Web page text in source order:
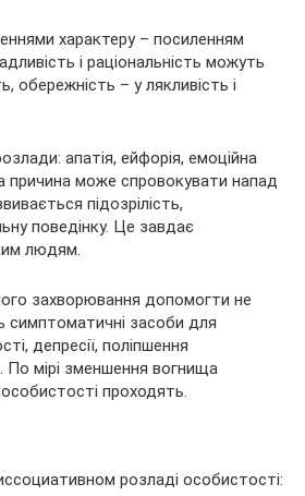
характеру – посиленням
і раціональність можуть
обережність – у лякливість і
апатія, ейфорія, емоційна
причина може спровокувати напад
підозрілість,
поведінку. Це завдає
людям.
захворювання допомогти не
засоби для
депресії, поліпшення
По мірі зменшення вогнища
проходять.
розладі особистості: